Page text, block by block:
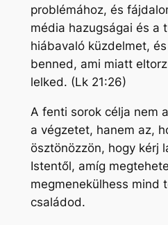
problémához, és
média hazugságai és a
hiábavaló küzdelmet,
benned, ami miatt
lelked. (Lk 21:26)
A fenti sorok célja nem
a végzetet, hanem az,
ösztönözzön, hogy kérj
Istentől, amíg
megmenekülhess mind
családod.